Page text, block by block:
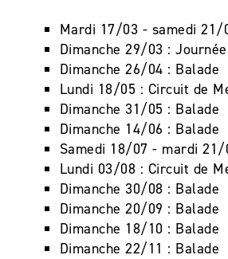
Mardi 17/03 - samedi 21/
Dimanche 29/03 :
Dimanche 26/04 : Balade
Lundi 18/05 : Circuit de
Dimanche 31/05 : Balade
Dimanche 14/06 : Balade
Samedi 18/07 - mardi
Lundi 03/08 : Circuit de
Dimanche 30/08 : Balade
Dimanche 20/09 : Balade
Dimanche 18/10 : Balade
Dimanche 22/11 : Balade